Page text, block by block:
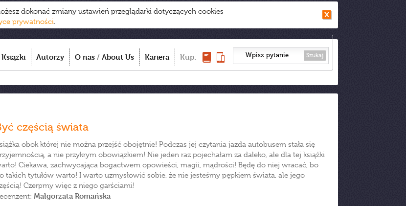
dokonać zmiany ustawień przeglądarki dotyczących cookies
prywatności.
Książki Autorzy O nas / About Us Kariera Kup: Szukaj
częścią świata
obok której nie można przejść obojętnie! Podczas jej czytania jazda autobusem stała się
a nie przykrym obowiązkiem! Nie jeden raz pojechałam za daleko, ale dla tej książki
Ciekawa, zachwycająca bogactwem opowieści, magii, mądrości! Będę do niej wracać, bo
takich tytułów warto! I warto uzmysłowić sobie, że nie jesteśmy pępkiem świata, ale jego
Czerpmy więc z niego garściami!
Małgorzata Romańska